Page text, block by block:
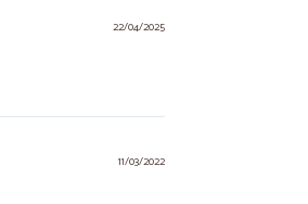
22/04/2025
11/03/2022